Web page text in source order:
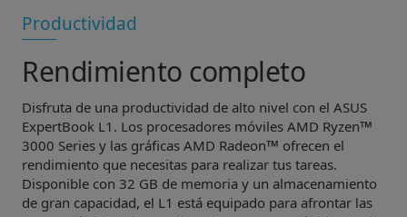
Productividad
Rendimiento completo
Disfruta de una productividad de alto nivel con el ASUS
ExpertBook L1. Los procesadores móviles AMD Ryzen™
3000 Series y las gráficas AMD Radeon™ ofrecen el
rendimiento que necesitas para realizar tus tareas.
Disponible con 32 GB de memoria y un almacenamiento
de gran capacidad, el L1 está equipado para afrontar las